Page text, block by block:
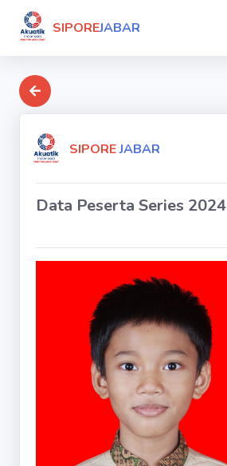
SIPOREJABAR
SIPOREJABAR
Data Peserta Series